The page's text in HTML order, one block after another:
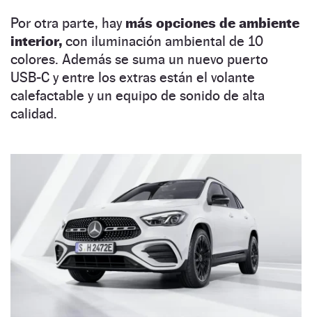
Por otra parte, hay más opciones de ambiente
interior, con iluminación ambiental de 10
colores. Además se suma un nuevo puerto
USB-C y entre los extras están el volante
calefactable y un equipo de sonido de alta
calidad.